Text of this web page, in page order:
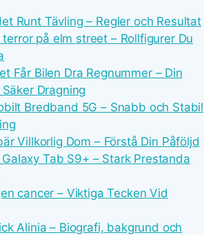
Runt Tävling – Regler och Resultat
terror på elm street – Rollfigurer Du
Får Bilen Dra Regnummer – Din
Dragning
Bredband 5G – Snabb och Stabil
Villkorlig Dom – Förstå Din Påföljd
Tab S9+ – Stark Prestanda
cancer – Viktiga Tecken Vid
Alinia – Biografi, bakgrund och